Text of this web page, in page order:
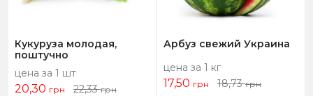
Кукуруза молодая,
поштучно
цена за 1 шт
20,30 грн 22,33грн
Арбуз свежий Украина
цена за 1 кг
17,50 грн 18,73грн